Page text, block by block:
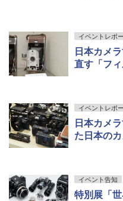
イベントレポ
日本カメ
直す「フィ
イベントレポ
日本カメ
た日本の
イベント告知
特別展「